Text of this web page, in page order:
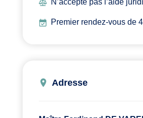
N’accepte pas l’aide
Premier rendez-vous de
Adresse